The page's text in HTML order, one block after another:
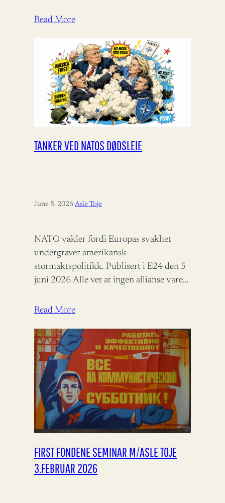
internasjonale bistandsregimet…
Read More
TANKER VED NATOS DØDSLEIE
June 5, 2026·Asle Toje
NATO vakler fordi Europas svakhet
undergraver amerikansk
stormaktspolitikk. Publisert i E24 den 5
juni 2026 Alle vet at ingen allianse varer
på…
Read More
FIRST FONDENE SEMINAR M/ASLE TOJE
3.FEBRUAR 2026